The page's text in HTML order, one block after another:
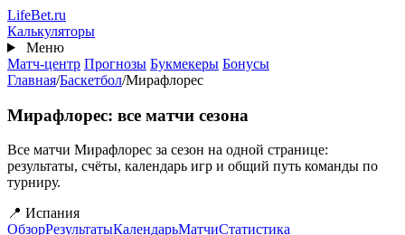
Перейти
к
основному
содержанию
LifeBet.ru
Калькуляторы
Меню
Матч-центр Прогнозы Букмекеры Бонусы
Главная/Баскетбол/Мирафлорес
Мирафлорес: все матчи сезона
Все матчи Мирафлорес за сезон на одной странице:
результаты, счёты, календарь игр и общий путь команды по
турниру.
📍 Испания
ОбзорРезультатыКалендарьМатчиСтатистика